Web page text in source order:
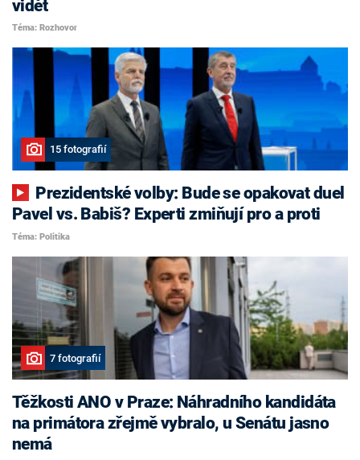
vidět
Téma: Rozhovor
15 fotografií
Pavel vs. Babiš? Experti zmiňují pro a proti
Téma: Politika
7 fotografií
Těžkosti ANO v Praze: Náhradního kandidáta
na primátora zřejmě vybralo, u Senátu jasno
nemá